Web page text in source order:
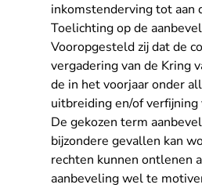
inkomstenderving tot aan
Toelichting op de
Vooropgesteld zij dat de
vergadering van de Kring
de in het voorjaar onder
uitbreiding en/of verfijning
De gekozen term
bijzondere gevallen kan
rechten kunnen ontlenen
aanbeveling wel te